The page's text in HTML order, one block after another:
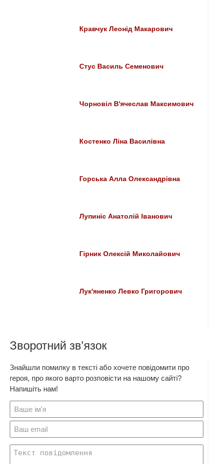
Кравчук Леонід Макарович
Стус Василь Семенович
Чорновіл В'ячеслав Максимович
Костенко Ліна Василівна
Горська Алла Олександрівна
Лупиніс Анатолій Іванович
Гірник Олексій Миколайович
Лук'яненко Левко Григорович
Зворотний зв'язок
Знайшли помилку в тексті або хочете повідомити про
героя, про якого варто розповісти на нашому сайті?
Напишіть нам!